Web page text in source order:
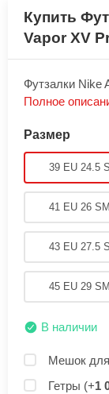
Купить
Vapor XV
Футзалки Nike
Полное
Размер
39 EU 24.5
41 EU 26 SM
43 EU 27.5
45 EU 29 SM
В наличии
Мешок
Гетры (+1